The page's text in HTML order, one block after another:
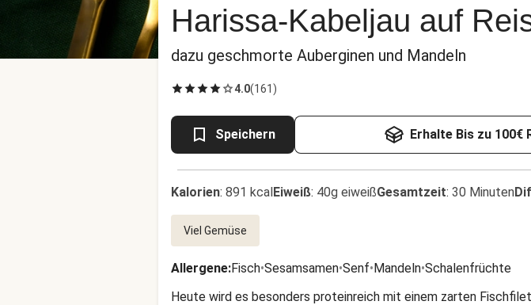
Harissa-Kabeljau auf
dazu geschmorte Auberginen und Mandeln
4.0(161 )
Speichern Erhalte Bis zu
Kalorien: 891 kcalEiweiß: 40g eiweißGesamtzeit: 30 Minuten
Viel Gemüse
Allergene:Fisch•Sesamsamen•Senf•Mandeln•Schalenfrüchte
Heute wird es besonders proteinreich mit einem zarten